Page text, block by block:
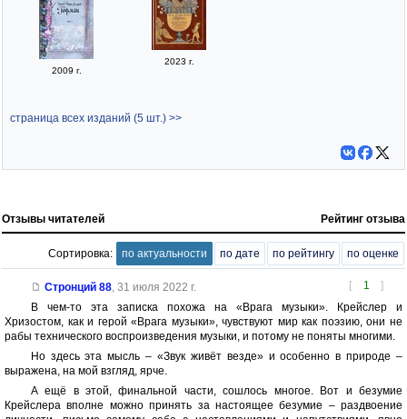
2009 г.
2023 г.
страница всех изданий (5 шт.) >>
Отзывы читателей Рейтинг отзыва
Сортировка: по актуальности по дате по рейтингу по оценке
[ 1 ]
Стронций 88, 31 июля 2022 г.
В чем-то эта записка похожа на «Врага музыки». Крейслер и
Хризостом, как и герой «Врага музыки», чувствуют мир как поэзию, они не
рабы технического воспроизведения музыки, и потому не поняты многими.
Но здесь эта мысль – «Звук живёт везде» и особенно в природе –
выражена, на мой взгляд, ярче.
А ещё в этой, финальной части, сошлось многое. Вот и безумие
Крейслера вполне можно принять за настоящее безумие – раздвоение